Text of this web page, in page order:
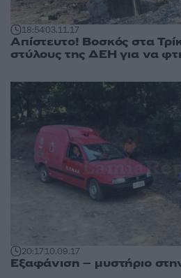
18:5403.11.17
Απίστευτο! Βοσκός στα
στύλους της ΔΕΗ για να
20:1710.09.17
Εξαφάνιση – μυστήριο